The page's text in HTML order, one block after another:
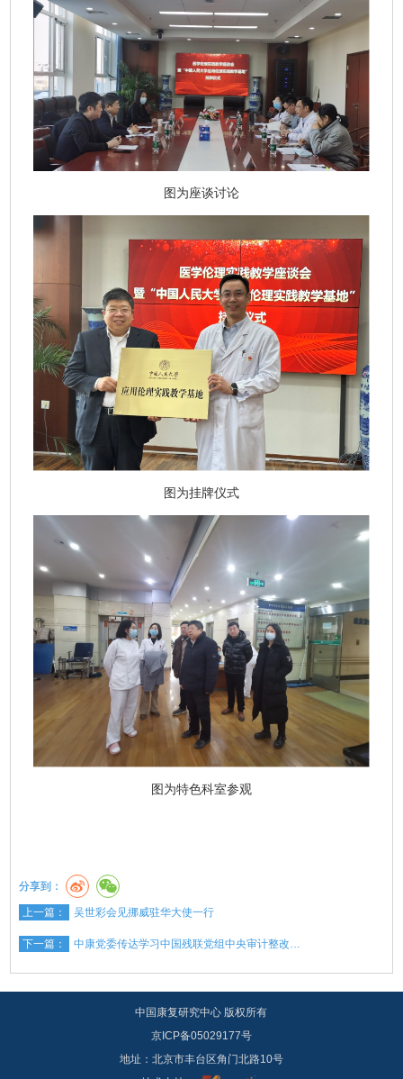
图为座谈讨论
图为挂牌仪式
图为特色科室参观
分享到：
上一篇： 吴世彩会见挪威驻华大使一行
下一篇： 中康党委传达学习中国残联党组中央审计整改…
中国康复研究中心 版权所有
京ICP备05029177号
地址：北京市丰台区角门北路10号